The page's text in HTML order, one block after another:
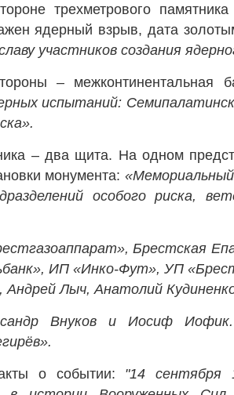
трехметрового
ядерный взрыв, дата
участников создания
– межконтинентальная
испытаний:
– два щита. На одном
монумента:
особого риска,
Брестская
ИП «Инко-Фут», УП
Андрей Лыч, Анатолий
Внуков и Иосиф Иофик.
о событии: "14 сентября